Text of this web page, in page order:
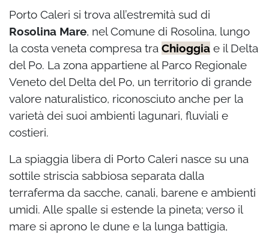
Porto Caleri si trova all’estremità sud di
Rosolina Mare, nel Comune di Rosolina, lungo
la costa veneta compresa tra Chioggia e il Delta
del Po. La zona appartiene al Parco Regionale
Veneto del Delta del Po, un territorio di grande
valore naturalistico, riconosciuto anche per la
varietà dei suoi ambienti lagunari, fluviali e
costieri.
La spiaggia libera di Porto Caleri nasce su una
sottile striscia sabbiosa separata dalla
terraferma da sacche, canali, barene e ambienti
umidi. Alle spalle si estende la pineta; verso il
mare si aprono le dune e la lunga battigia,